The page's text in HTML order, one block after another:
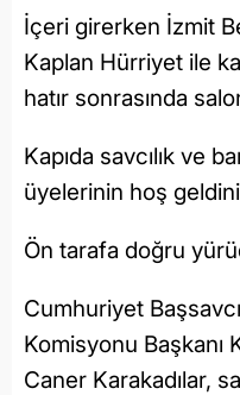
İçeri girerken İzmit
Kaplan Hürriyet ile
hatır sonrasında
Kapıda savcılık ve
üyelerinin hoş
Ön tarafa doğru
Cumhuriyet
Komisyonu Başkanı
Caner Karakadılar,